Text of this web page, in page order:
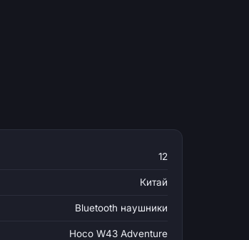
12
Китай
Bluetooth наушники
Hoco W43 Adventure